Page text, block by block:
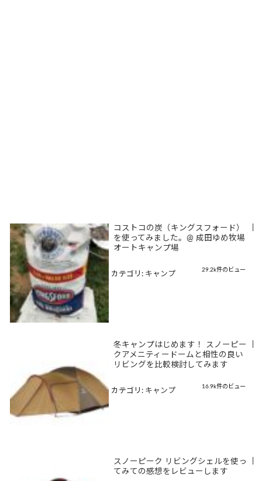
コストコの炭（キングスフォード）
を使ってみました。@ 成田ゆめ牧場
オートキャンプ場
29.2k件のビュー
カテゴリ: キャンプ
冬キャンプはじめます！ スノーピー
クアメニティードームと相性の良い
リビングを比較検討してみます
16.9k件のビュー
カテゴリ: キャンプ
スノーピーク リビングシェルを使っ
てみての感想をレビューします